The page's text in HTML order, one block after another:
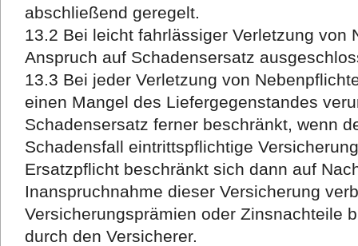
abschließend geregelt.
13.2 Bei leicht fahrlässiger Verletzung von
Anspruch auf Schadensersatz
13.3 Bei jeder Verletzung von
einen Mangel des Liefergegenstandes
Schadensersatz ferner beschränkt, wenn
Schadensfall eintrittspflichtige
Ersatzpflicht beschränkt sich dann auf
Inanspruchnahme dieser Versicherung
Versicherungsprämien oder Zinsnachteile
durch den Versicherer.